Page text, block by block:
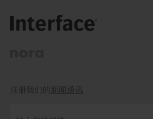
注册我们的新闻通讯